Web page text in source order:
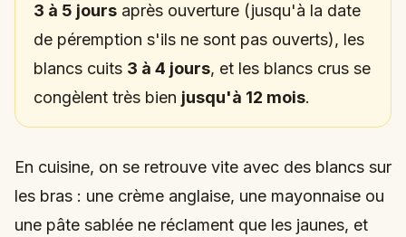
3 à 5 jours après ouverture (jusqu'à la date
de péremption s'ils ne sont pas ouverts), les
blancs cuits 3 à 4 jours, et les blancs crus se
congèlent très bien jusqu'à 12 mois.
En cuisine, on se retrouve vite avec des blancs sur
les bras : une crème anglaise, une mayonnaise ou
une pâte sablée ne réclament que les jaunes, et